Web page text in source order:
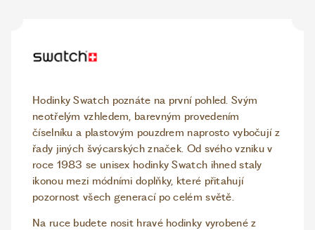
Hodinky Swatch poznáte na první pohled. Svým
neotřelým vzhledem, barevným provedením
číselníku a plastovým pouzdrem naprosto vybočují z
řady jiných švýcarských značek. Od svého vzniku v
roce 1983 se unisex hodinky Swatch ihned staly
ikonou mezi módními doplňky, které přitahují
pozornost všech generací po celém světě.
Na ruce budete nosit hravé hodinky vyrobené z